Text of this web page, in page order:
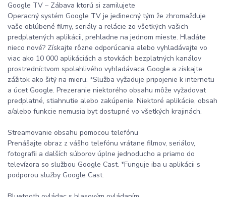
Google TV – Zábava ktorú si zamilujete
Operacný systém Google TV je jedinecný tým že zhromažduje
vaše oblúbené filmy, seriály a relácie zo všetkých vašich
predplatených aplikácii, prehladne na jednom mieste. Hladáte
nieco nové? Získajte rôzne odporúcania alebo vyhladávajte vo
viac ako 10 000 aplikáciách a stovkách bezplatných kanálov
prostredníctvom spolahlivého vyhladávaca Google a získajte
zážitok ako šitý na mieru. *Služba vyžaduje pripojenie k internetu
a úcet Google. Prezeranie niektorého obsahu môže vyžadovat
predplatné, stiahnutie alebo zakúpenie. Niektoré aplikácie, obsah
a/alebo funkcie nemusia byt dostupné vo všetkých krajinách.
Streamovanie obsahu pomocou telefónu
Prenášajte obraz z vášho telefónu vrátane filmov, seriálov,
fotografii a dalších súborov úplne jednoducho a priamo do
televízora so službou Google Cast. *Funguje iba u aplikácii s
podporou služby Google Cast.